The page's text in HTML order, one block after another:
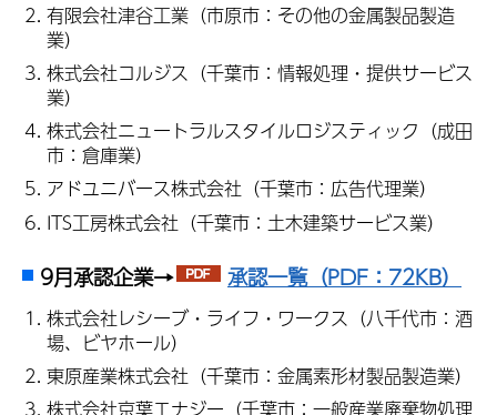
有限会社津谷工業（市原市：その他の金属製品製造
業）
株式会社コルジス（千葉市：情報処理・提供サービス
業）
株式会社ニュートラルスタイルロジスティック（成田
市：倉庫業）
アドユニバース株式会社（千葉市：広告代理業）
ITS工房株式会社（千葉市：土木建築サービス業）
9月承認企業→ 承認一覧（PDF：72KB）
株式会社レシーブ・ライフ・ワークス（八千代市：酒
場、ビヤホール）
東原産業株式会社（千葉市：金属素形材製品製造業）
株式会社京葉エナジー（千葉市：一般産業廃棄物処理